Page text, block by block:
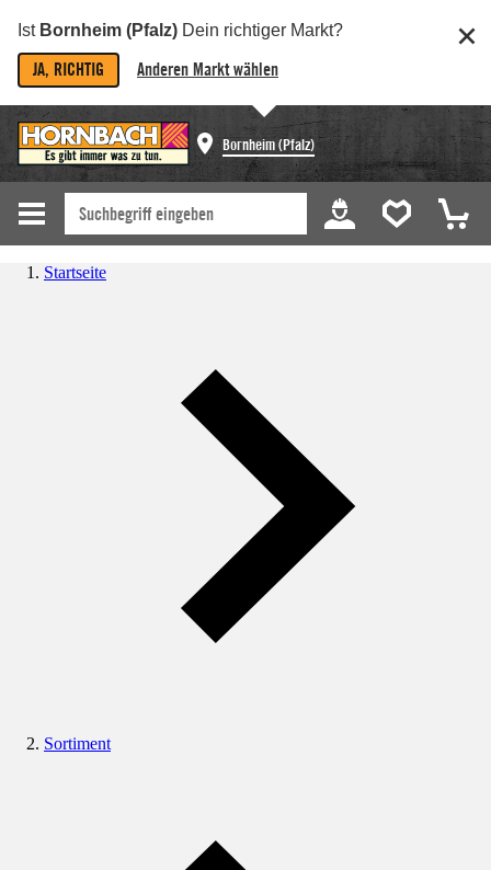
Ist Bornheim (Pfalz) Dein richtiger Markt?
JA, RICHTIG Anderen Markt wählen
Bornheim (Pfalz)
Startseite
Sortiment